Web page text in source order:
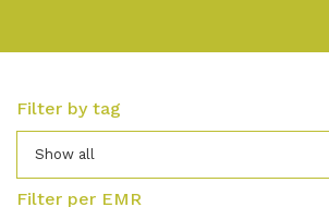
Filter by tag
Show all
Filter per EMR